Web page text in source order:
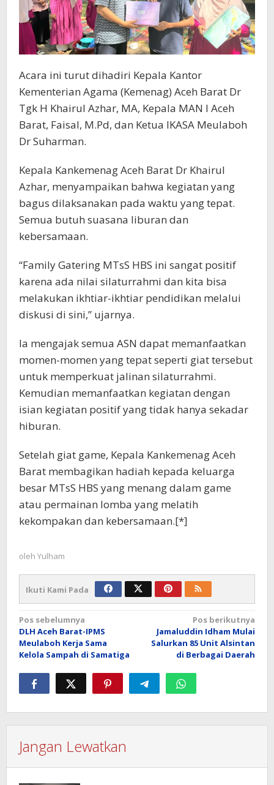
Acara ini turut dihadiri Kepala Kantor
Kementerian Agama (Kemenag) Aceh Barat Dr
Tgk H Khairul Azhar, MA, Kepala MAN I Aceh
Barat, Faisal, M.Pd, dan Ketua IKASA Meulaboh
Dr Suharman.
Kepala Kankemenag Aceh Barat Dr Khairul
Azhar, menyampaikan bahwa kegiatan yang
bagus dilaksanakan pada waktu yang tepat.
Semua butuh suasana liburan dan
kebersamaan.
“Family Gatering MTsS HBS ini sangat positif
karena ada nilai silaturrahmi dan kita bisa
melakukan ikhtiar-ikhtiar pendidikan melalui
diskusi di sini,” ujarnya.
Ia mengajak semua ASN dapat memanfaatkan
momen-momen yang tepat seperti giat tersebut
untuk memperkuat jalinan silaturrahmi.
Kemudian memanfaatkan kegiatan dengan
isian kegiatan positif yang tidak hanya sekadar
hiburan.
Setelah giat game, Kepala Kankemenag Aceh
Barat membagikan hadiah kepada keluarga
besar MTsS HBS yang menang dalam game
atau permainan lomba yang melatih
kekompakan dan kebersamaan.[*]
oleh Yulham
Ikuti Kami Pada
Navigasi
pos
Pos sebelumnya
DLH Aceh Barat-IPMS
Meulaboh Kerja Sama
Kelola Sampah di Samatiga
Pos berikutnya
Jamaluddin Idham Mulai
Salurkan 85 Unit Alsintan
di Berbagai Daerah
Jangan Lewatkan